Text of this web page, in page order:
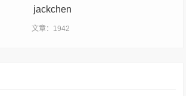
jackchen
文章：1942